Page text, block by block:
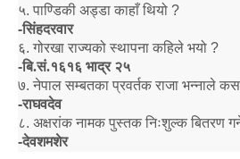
५. पाण्डिकी अड्डा काहाँ थियो ?
-सिंहदरवार
६. गोरखा राज्यको स्थापना कहिले भयो ?
-बि.सं.१६१६ भाद्र २५
७. नेपाल सम्बतका प्रवर्तक राजा भन्नाले
-राघवदेव
८. अक्षरांक नामक पुस्तक निःशुल्क बितरण
-देवशमशेर